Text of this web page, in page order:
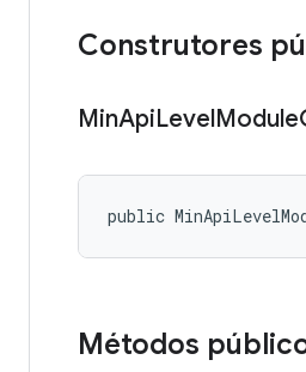
Construtores
MinApiLevelModule
public
Métodos